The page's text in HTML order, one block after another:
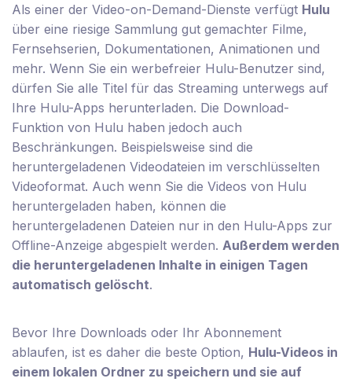
Als einer der Video-on-Demand-Dienste verfügt Hulu
über eine riesige Sammlung gut gemachter Filme,
Fernsehserien, Dokumentationen, Animationen und
mehr. Wenn Sie ein werbefreier Hulu-Benutzer sind,
dürfen Sie alle Titel für das Streaming unterwegs auf
Ihre Hulu-Apps herunterladen. Die Download-
Funktion von Hulu haben jedoch auch
Beschränkungen. Beispielsweise sind die
heruntergeladenen Videodateien im verschlüsselten
Videoformat. Auch wenn Sie die Videos von Hulu
heruntergeladen haben, können die
heruntergeladenen Dateien nur in den Hulu-Apps zur
Offline-Anzeige abgespielt werden. Außerdem werden
die heruntergeladenen Inhalte in einigen Tagen
automatisch gelöscht.
Bevor Ihre Downloads oder Ihr Abonnement
ablaufen, ist es daher die beste Option, Hulu-Videos in
einem lokalen Ordner zu speichern und sie auf